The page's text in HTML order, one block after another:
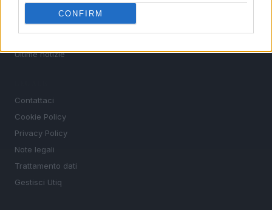
CONFIRM
MAGAZINE
Chi siamo
Ultime notizie
Contattaci
Cookie Policy
Privacy Policy
Note legali
Trattamento dati
Gestisci Utiq